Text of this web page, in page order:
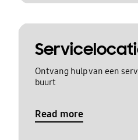
Ontvang hulp van een
buurt
Read more